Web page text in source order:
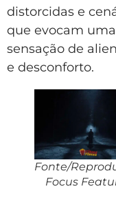
distorcidas e
que evocam uma
sensação de
e desconforto.
Fonte/
Focus